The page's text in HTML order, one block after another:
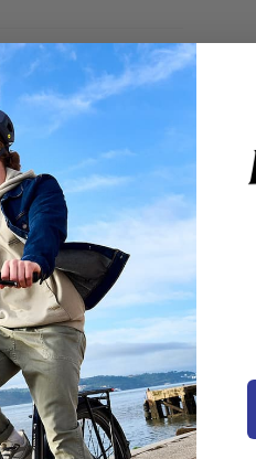
snavs, olie- og
skal det skylles
skylle det af
plastik og gummi.
er 500 ml.